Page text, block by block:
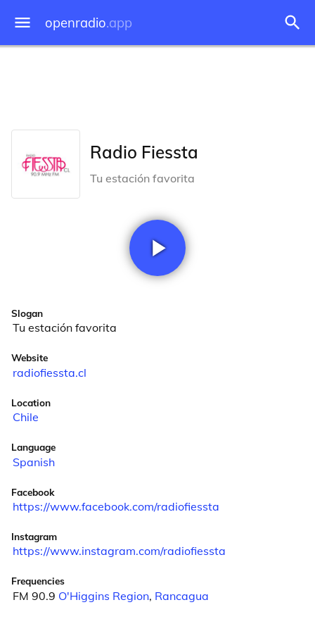
openradio.app
Radio Fiessta
Tu estación favorita
Slogan
Tu estación favorita
Website
radiofiessta.cl
Location
Chile
Language
Spanish
Facebook
https://www.facebook.com/radiofiessta
Instagram
https://www.instagram.com/radiofiessta
Frequencies
FM 90.9 O'Higgins Region, Rancagua